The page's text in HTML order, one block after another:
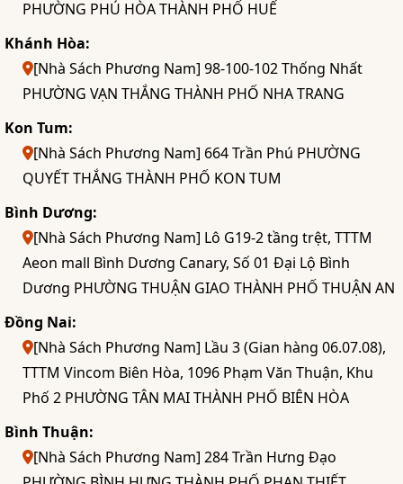
PHƯỜNG PHÚ HÒA THÀNH PHỐ HUẾ
Khánh Hòa:
[Nhà Sách Phương Nam] 98-100-102 Thống Nhất
PHƯỜNG VẠN THẮNG THÀNH PHỐ NHA TRANG
Kon Tum:
[Nhà Sách Phương Nam] 664 Trần Phú PHƯỜNG
QUYẾT THẮNG THÀNH PHỐ KON TUM
Bình Dương:
[Nhà Sách Phương Nam] Lô G19-2 tầng trệt, TTTM
Aeon mall Bình Dương Canary, Số 01 Đại Lộ Bình
Dương PHƯỜNG THUẬN GIAO THÀNH PHỐ THUẬN AN
Đồng Nai:
[Nhà Sách Phương Nam] Lầu 3 (Gian hàng 06.07.08),
TTTM Vincom Biên Hòa, 1096 Phạm Văn Thuận, Khu
Phố 2 PHƯỜNG TÂN MAI THÀNH PHỐ BIÊN HÒA
Bình Thuận:
[Nhà Sách Phương Nam] 284 Trần Hưng Đạo